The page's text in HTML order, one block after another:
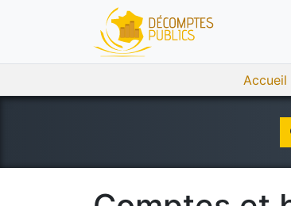
Accueil